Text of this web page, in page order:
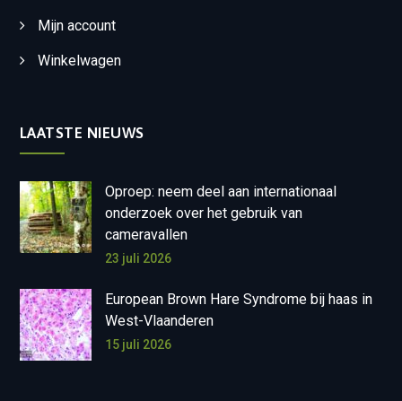
Mijn account
Winkelwagen
LAATSTE NIEUWS
Oproep: neem deel aan internationaal
onderzoek over het gebruik van
cameravallen
23 juli 2026
European Brown Hare Syndrome bij haas in
West-Vlaanderen
15 juli 2026